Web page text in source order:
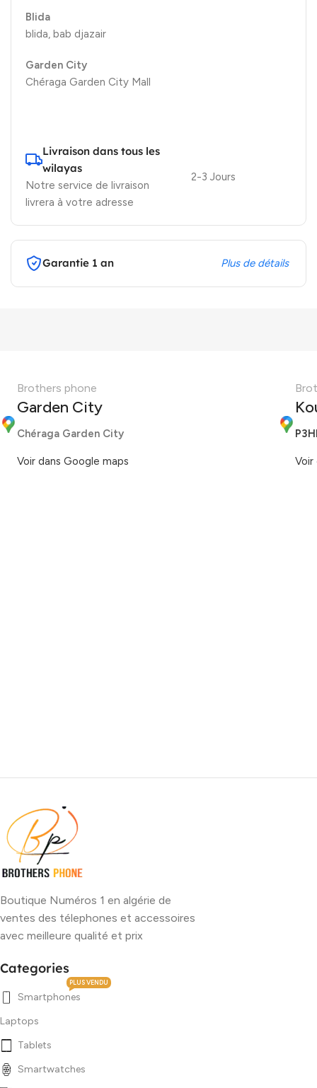
Blida
blida, bab djazair
Garden City
Chéraga Garden City Mall
Livraison dans tous les
wilayas
Notre service de livraison
livrera à votre adresse
2-3 Jours
Garantie 1 an Plus de détails
Brothers phone
Garden City
Chéraga Garden City
Voir dans Google maps Voir
Boutique Numéros 1 en algérie de
ventes des télephones et accessoires
avec meilleure qualité et prix
Categories
Smartphones
PLUS VENDU
Laptops
Tablets
Smartwatches